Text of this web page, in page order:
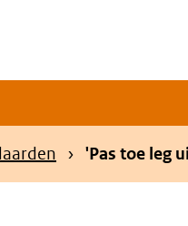
'Pas toe leg